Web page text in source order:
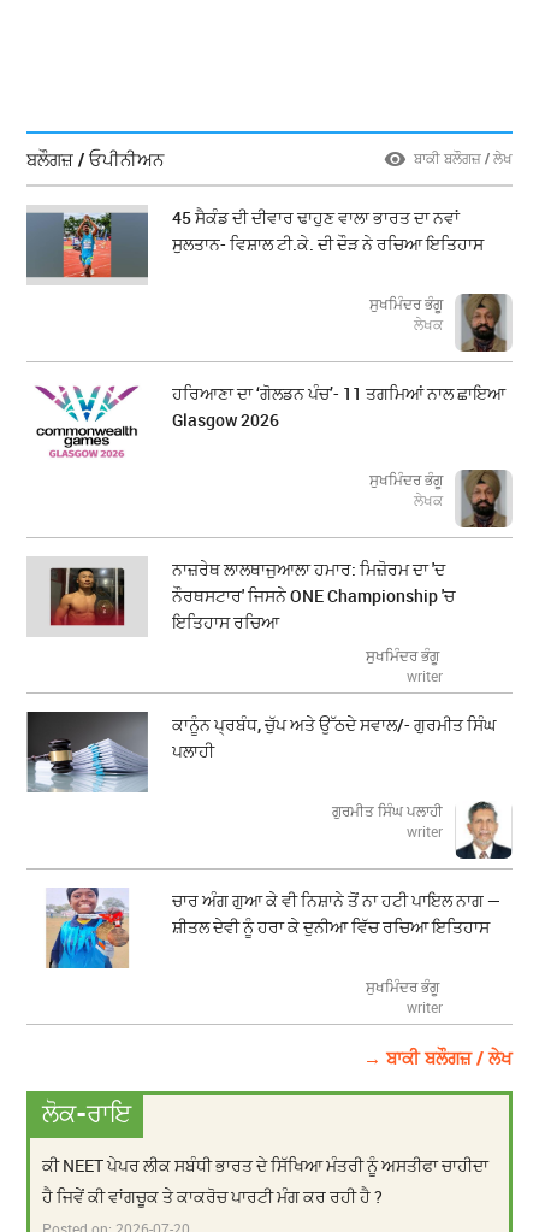
ਬਲੌਗਜ਼ / ਓਪੀਨੀਅਨ ਬਾਕੀ ਬਲੌਗਜ਼ / ਲੇਖ
45 ਸੈਕੰਡ ਦੀ ਦੀਵਾਰ ਢਾਹੁਣ ਵਾਲਾ ਭਾਰਤ ਦਾ ਨਵਾਂ
ਸੁਲਤਾਨ- ਵਿਸ਼ਾਲ ਟੀ.ਕੇ. ਦੀ ਦੌੜ ਨੇ ਰਚਿਆ ਇਤਿਹਾਸ
ਸੁਖਮਿੰਦਰ ਭੰਗੂ
ਲੇਖਕ
ਹਰਿਆਣਾ ਦਾ ‘ਗੋਲਡਨ ਪੰਚ’- 11 ਤਗਮਿਆਂ ਨਾਲ ਛਾਇਆ
Glasgow 2026
ਸੁਖਮਿੰਦਰ ਭੰਗੂ
ਲੇਖਕ
ਨਾਜ਼ਰੇਥ ਲਾਲਥਾਜੁਆਲਾ ਹਮਾਰ: ਮਿਜ਼ੋਰਮ ਦਾ 'ਦ
ਨੌਰਥਸਟਾਰ' ਜਿਸਨੇ ONE Championship 'ਚ
ਇਤਿਹਾਸ ਰਚਿਆ
ਸੁਖਮਿੰਦਰ ਭੰਗੂ
writer
ਕਾਨੂੰਨ ਪ੍ਰਬੰਧ, ਚੁੱਪ ਅਤੇ ਉੱਠਦੇ ਸਵਾਲ/- ਗੁਰਮੀਤ ਸਿੰਘ
ਪਲਾਹੀ
ਗੁਰਮੀਤ ਸਿੰਘ ਪਲਾਹੀ
writer
ਚਾਰ ਅੰਗ ਗੁਆ ਕੇ ਵੀ ਨਿਸ਼ਾਨੇ ਤੋਂ ਨਾ ਹਟੀ ਪਾਇਲ ਨਾਗ —
ਸ਼ੀਤਲ ਦੇਵੀ ਨੂੰ ਹਰਾ ਕੇ ਦੁਨੀਆ ਵਿੱਚ ਰਚਿਆ ਇਤਿਹਾਸ
ਸੁਖਮਿੰਦਰ ਭੰਗੂ
writer
→ ਬਾਕੀ ਬਲੌਗਜ਼ / ਲੇਖ
ਲੋਕ-ਰਾਇ
ਕੀ NEET ਪੇਪਰ ਲੀਕ ਸਬੰਧੀ ਭਾਰਤ ਦੇ ਸਿੱਖਿਆ ਮੰਤਰੀ ਨੂੰ ਅਸਤੀਫਾ ਚਾਹੀਦਾ
ਹੈ ਜਿਵੇਂ ਕੀ ਵਾਂਗਚੂਕ ਤੇ ਕਾਕਰੋਚ ਪਾਰਟੀ ਮੰਗ ਕਰ ਰਹੀ ਹੈ ?